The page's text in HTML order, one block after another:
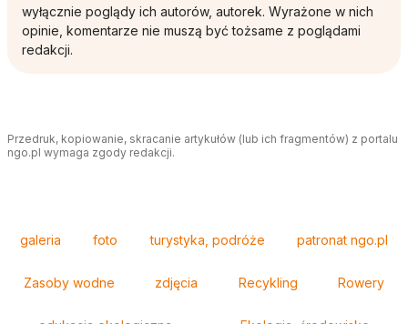
wyłącznie poglądy ich autorów, autorek. Wyrażone w nich
opinie, komentarze nie muszą być tożsame z poglądami
redakcji.
Przedruk, kopiowanie, skracanie artykułów (lub ich fragmentów) z portalu
ngo.pl wymaga zgody redakcji.
galeria foto turystyka, podróże patronat ngo.pl
Zasoby wodne zdjęcia Recykling Rowery